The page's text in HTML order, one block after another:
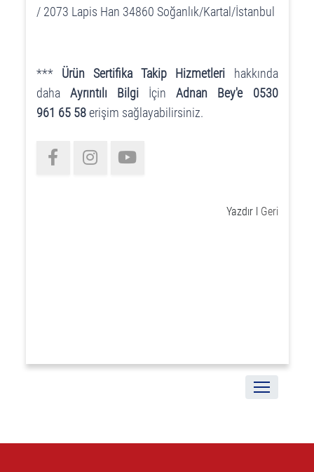
/ 2073 Lapis Han 34860 Soğanlık/Kartal/İstanbul
*** Ürün Sertifika Takip Hizmetleri hakkında
daha Ayrıntılı BilgiİçinAdnan Bey'e 0530
961 65 58erişim sağlayabilirsiniz.
Yazdırl Geri